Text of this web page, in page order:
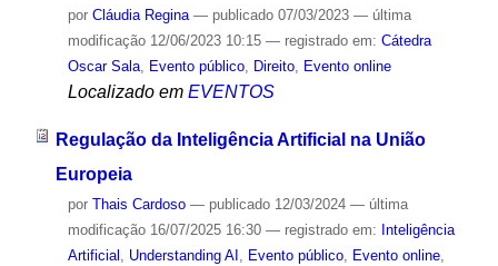
por Cláudia Regina — publicado07/03/2023 — última
modificação12/06/2023 10:15 — registrado em: Cátedra
Oscar Sala, Evento público, Direito, Evento online
Localizado em EVENTOS
Regulação da Inteligência Artificial na União
Europeia
por Thais Cardoso — publicado12/03/2024 — última
modificação16/07/2025 16:30 — registrado em: Inteligência
Artificial , Understanding AI , Evento público, Evento online,